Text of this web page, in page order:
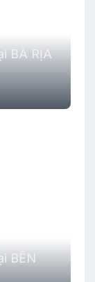
BÀ RỊA
BẾN